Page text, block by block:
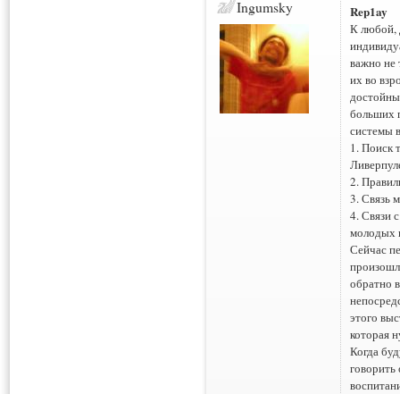
Ingumsky Rep1ay
К любой,
важно не
их во
больших
системы
1. Поиск
2.
3. Связь
4. Связи
молодых
Сейчас
обратно
этого
которая
Когда
говорить